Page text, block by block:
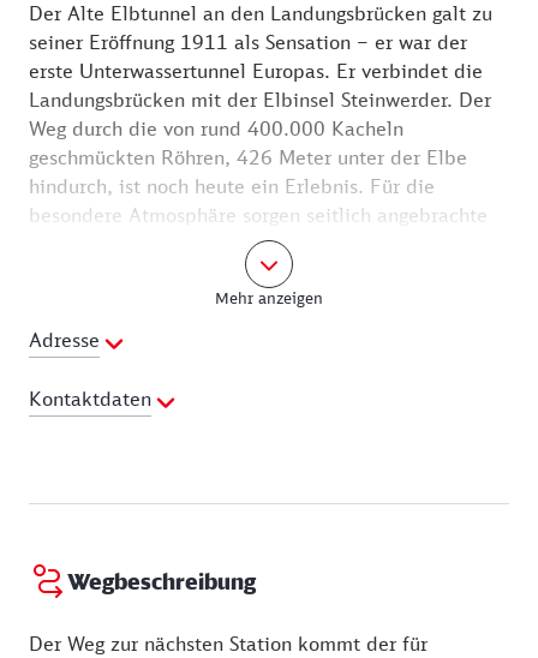
Der Alte Elbtunnel an den Landungsbrücken galt zu
seiner Eröffnung 1911 als Sensation – er war der
erste Unterwassertunnel Europas. Er verbindet die
Landungsbrücken mit der Elbinsel Steinwerder. Der
Weg durch die von rund 400.000 Kacheln
geschmückten Röhren, 426 Meter unter der Elbe
hindurch, ist noch heute ein Erlebnis. Für die
besondere Atmosphäre sorgen seitlich angebrachte
Lampen, die die gekachelten, mit Reliefs
geschmückten Röhren erleuchten. Unterwegs lassen
sich maritime Reliefs in Form von Delfinen oder
Seesternen betrachten. Seit 2003 steht der Alte
Elbtunnel unter Denkmalschutz. Fahrstühle bringen
Fußgänger und Radfahrer in die Tiefe, für Autos ist
der Alte Elbtunnel wegen einer Sanierung zurzeit
Fußgänger und Radtouristen durchqueren den Tunnel
Mehr anzeigen
Adresse
Kontaktdaten
alter-elbtunnel-298708
Wegbeschreibung
Der Weg zur nächsten Station kommt der für